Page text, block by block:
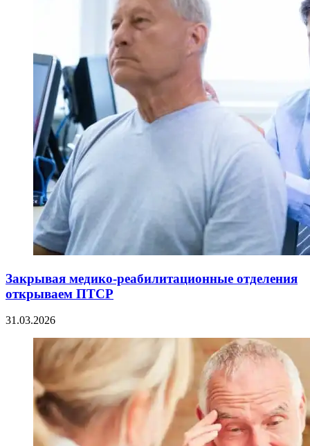
Закрывая медико-реабилитационные отделения
открываем ПТСР
31.03.2026